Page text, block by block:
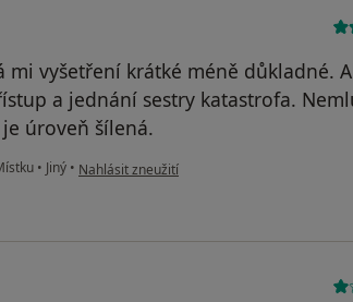
mi vyšetření krátké méně důkladné.
a jednání sestry katastrofa.
úroveň šílená.
• Jiný • podle názoru uživatele RK
Nahlásit zneužití